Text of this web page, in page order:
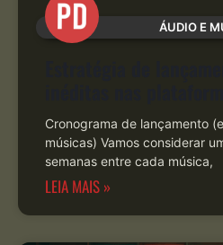
ÁUDIO E
Cronograma de lançamento
músicas) Vamos considerar
semanas entre cada música,
LEIA MAIS »